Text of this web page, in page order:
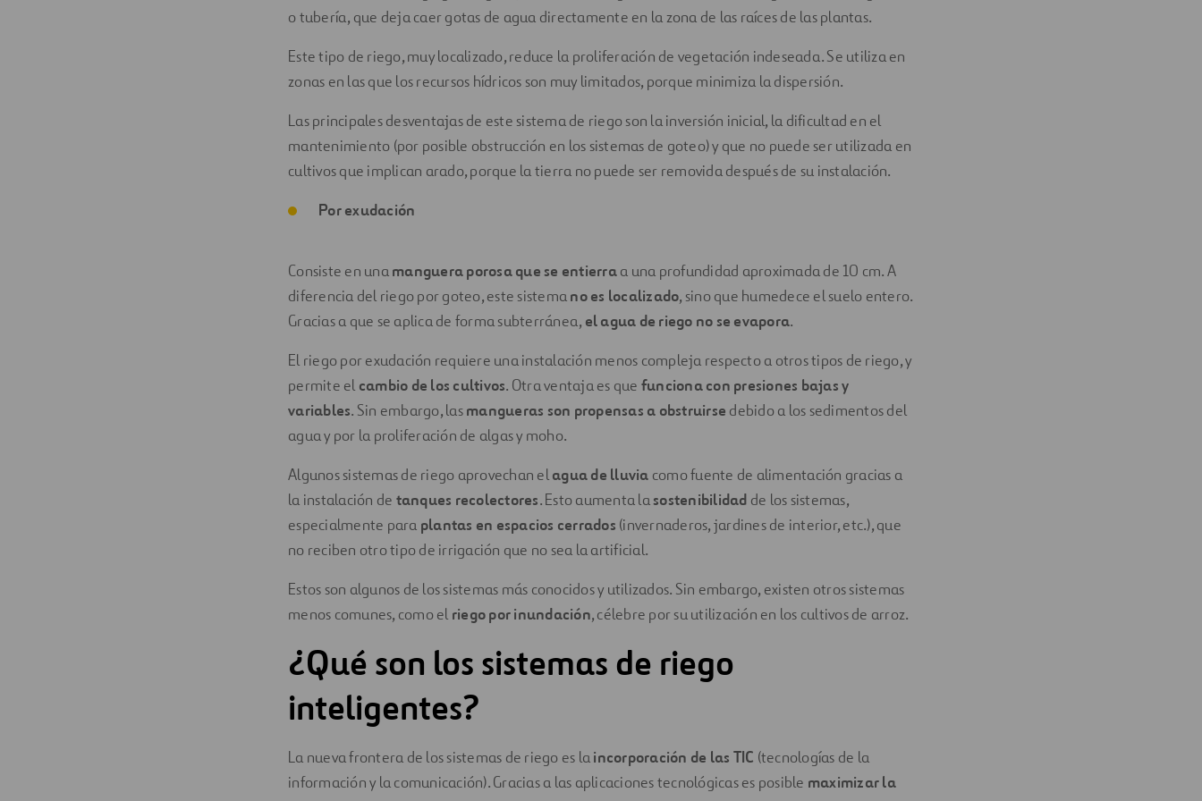
o tubería, que deja caer gotas de agua directamente en la zona de las raíces de las plantas.
Este tipo de riego, muy localizado, reduce la proliferación de vegetación indeseada. Se utiliza en
zonas en las que los recursos hídricos son muy limitados, porque minimiza la dispersión.
Las principales desventajas de este sistema de riego son la inversión inicial, la dificultad en el
mantenimiento (por posible obstrucción en los sistemas de goteo) y que no puede ser utilizada en
cultivos que implican arado, porque la tierra no puede ser removida después de su instalación.
Por exudación
Consiste en unamanguera porosa que se entierraa una profundidad aproximada de 10 cm. A
diferencia del riego por goteo, este sistemano es localizado, sino que humedece el suelo entero.
Gracias a que se aplica de forma subterránea, el agua de riego no se evapora.
El riego por exudación requiere una instalación menos compleja respecto a otros tipos de riego, y
permite el cambio de los cultivos. Otra ventaja es que funciona con presiones bajas y
variables. Sin embargo, lasmangueras son propensas a obstruirse debido a los sedimentos del
agua y por la proliferación de algas y moho.
Algunos sistemas de riego aprovechan elagua de lluvia como fuente de alimentación gracias a
la instalación de tanques recolectores. Esto aumenta lasostenibilidad de los sistemas,
especialmente para plantas en espacios cerrados (invernaderos, jardines de interior, etc.), que
no reciben otro tipo de irrigación que no sea la artificial.
Estos son algunos de los sistemas más conocidos y utilizados. Sin embargo, existen otros sistemas
menos comunes, como el riego por inundación, célebre por su utilización en los cultivos de arroz.
¿Qué son los sistemas de riego
inteligentes?
La nueva frontera de los sistemas de riego es laincorporación de las TIC (tecnologías de la
información y la comunicación). Gracias a las aplicaciones tecnológicas es posible maximizar la